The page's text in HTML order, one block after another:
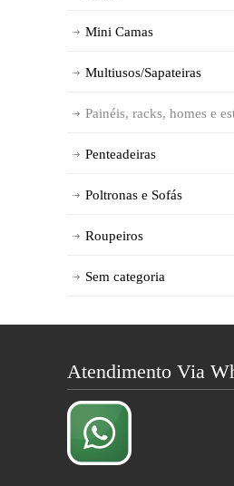
Mini Camas
Multiusos/Sapateiras
Painéis, racks, homes e
Penteadeiras
Poltronas e Sofás
Roupeiros
Sem categoria
Atendimento Via